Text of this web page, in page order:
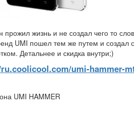
прожил жизнь и не создал чего то
UMI пошел тем же путем и создал
Детальнее и скидка внутри;)
umi-hammer-
UMI HAMMER